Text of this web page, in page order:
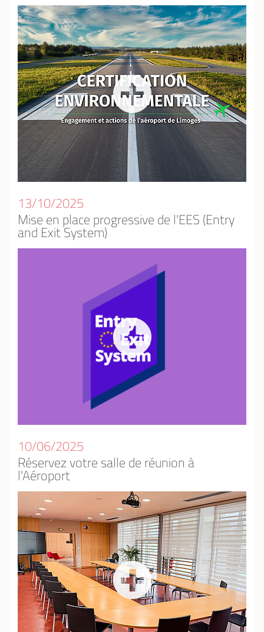
13/10/2025
Mise en place progressive de l'EES (Entry
and Exit System)
10/06/2025
Réservez votre salle de réunion à
l'Aéroport